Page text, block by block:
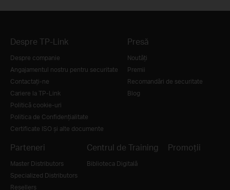
Despre TP-Link
Despre companie
Angajamentul nostru pentru securitate
Contactați-ne
Cariere la TP-Link
Politică cookie-uri
Politica de Confidențialitate
Certificate ISO și alte documente
Presă
Noutăţi
Premii
Recomandări de securitate
Blog
Parteneri
Master Distributors
Specialized Distributors
Resellers
Centrul de Training
Biblioteca Digitală
Promoții